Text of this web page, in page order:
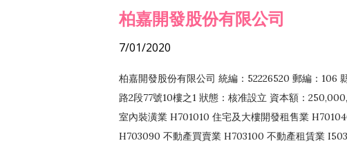
柏嘉開發股份有限公司
7/01/2020
柏嘉開發股份有限公司 統編：52226520 郵編：106
路2段77號10樓之1 狀態：核准設立 資本額：
室內裝潢業 H701010 住宅及大樓開發租售業
H703090 不動產買賣業 H703100 不動產租賃業